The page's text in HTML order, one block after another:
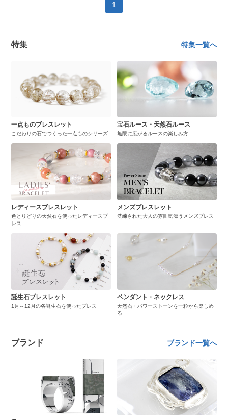
1
特集 特集一覧へ
一点ものブレスレット
こだわりの石でつくった一点ものシリーズ
宝石ルース・天然石ルース
無限に広がるルースの楽しみ方
レディースブレスレット
色とりどりの天然石を使ったレディースブ
レス
メンズブレスレット
洗練された大人の雰囲気漂うメンズブレス
誕生石ブレスレット
1月～12月の各誕生石を使ったブレス
ペンダント・ネックレス
天然石・パワーストーンを一粒から楽しめ
る
ブランド ブランド一覧へ